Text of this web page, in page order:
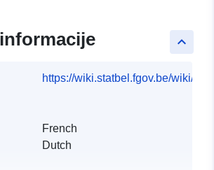
keyboard_arrow_up
https://wiki.statbel.fgov.be/wiki/
French
Dutch